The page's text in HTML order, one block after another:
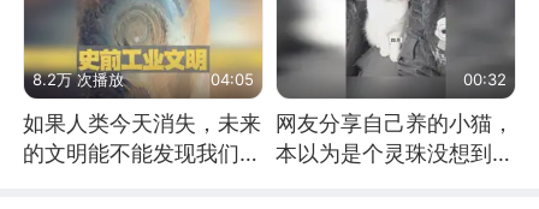
8.2万 次播放 04:05
如果人类今天消失，未来
的文明能不能发现我们存
00:32
网友分享自己养的小猫，
本以为是个灵珠没想到是